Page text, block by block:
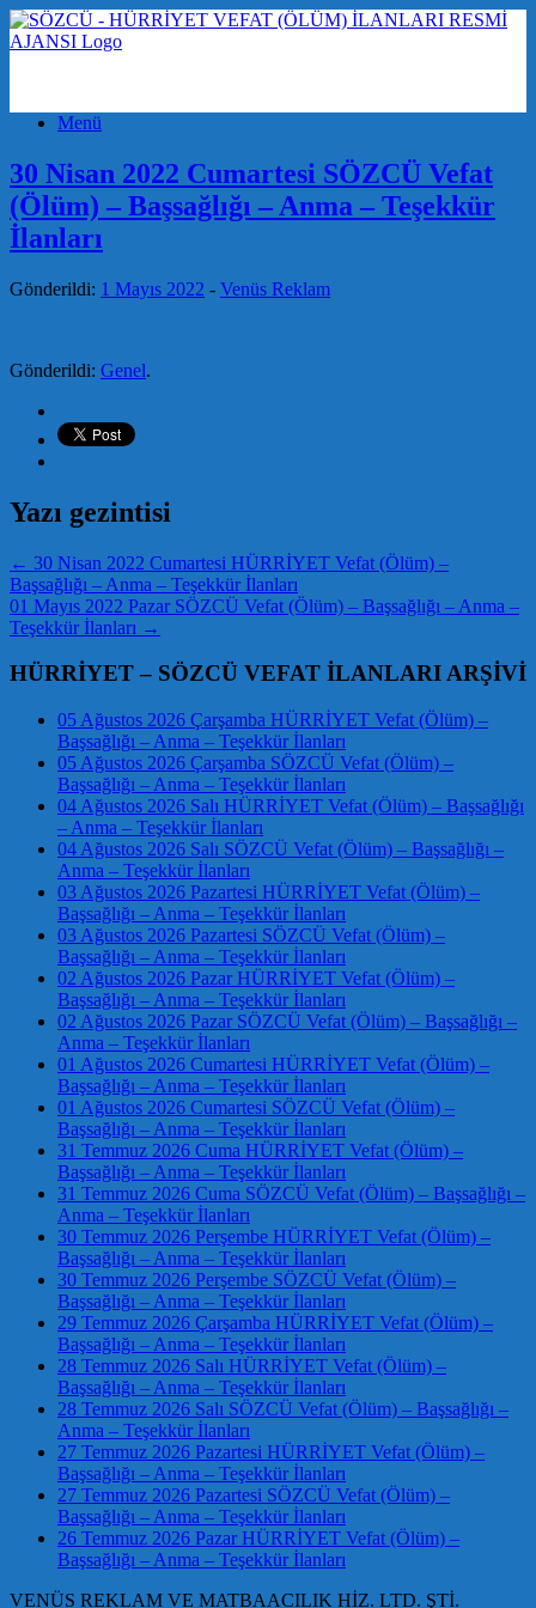
Menü
30 Nisan 2022 Cumartesi SÖZCÜ Vefat
(Ölüm) – Başsağlığı – Anma – Teşekkür
İlanları
Gönderildi: 1 Mayıs 2022 - Venüs Reklam
Gönderildi: Genel.
Yazı gezintisi
← 30 Nisan 2022 Cumartesi HÜRRİYET Vefat (Ölüm) –
Başsağlığı – Anma – Teşekkür İlanları
01 Mayıs 2022 Pazar SÖZCÜ Vefat (Ölüm) – Başsağlığı – Anma –
Teşekkür İlanları →
HÜRRİYET – SÖZCÜ VEFAT İLANLARI ARŞİVİ
05 Ağustos 2026 Çarşamba HÜRRİYET Vefat (Ölüm) –
Başsağlığı – Anma – Teşekkür İlanları
05 Ağustos 2026 Çarşamba SÖZCÜ Vefat (Ölüm) –
Başsağlığı – Anma – Teşekkür İlanları
04 Ağustos 2026 Salı HÜRRİYET Vefat (Ölüm) – Başsağlığı
– Anma – Teşekkür İlanları
04 Ağustos 2026 Salı SÖZCÜ Vefat (Ölüm) – Başsağlığı –
Anma – Teşekkür İlanları
03 Ağustos 2026 Pazartesi HÜRRİYET Vefat (Ölüm) –
Başsağlığı – Anma – Teşekkür İlanları
03 Ağustos 2026 Pazartesi SÖZCÜ Vefat (Ölüm) –
Başsağlığı – Anma – Teşekkür İlanları
02 Ağustos 2026 Pazar HÜRRİYET Vefat (Ölüm) –
Başsağlığı – Anma – Teşekkür İlanları
02 Ağustos 2026 Pazar SÖZCÜ Vefat (Ölüm) – Başsağlığı –
Anma – Teşekkür İlanları
01 Ağustos 2026 Cumartesi HÜRRİYET Vefat (Ölüm) –
Başsağlığı – Anma – Teşekkür İlanları
01 Ağustos 2026 Cumartesi SÖZCÜ Vefat (Ölüm) –
Başsağlığı – Anma – Teşekkür İlanları
31 Temmuz 2026 Cuma HÜRRİYET Vefat (Ölüm) –
Başsağlığı – Anma – Teşekkür İlanları
31 Temmuz 2026 Cuma SÖZCÜ Vefat (Ölüm) – Başsağlığı –
Anma – Teşekkür İlanları
30 Temmuz 2026 Perşembe HÜRRİYET Vefat (Ölüm) –
Başsağlığı – Anma – Teşekkür İlanları
30 Temmuz 2026 Perşembe SÖZCÜ Vefat (Ölüm) –
Başsağlığı – Anma – Teşekkür İlanları
29 Temmuz 2026 Çarşamba HÜRRİYET Vefat (Ölüm) –
Başsağlığı – Anma – Teşekkür İlanları
28 Temmuz 2026 Salı HÜRRİYET Vefat (Ölüm) –
Başsağlığı – Anma – Teşekkür İlanları
28 Temmuz 2026 Salı SÖZCÜ Vefat (Ölüm) – Başsağlığı –
Anma – Teşekkür İlanları
27 Temmuz 2026 Pazartesi HÜRRİYET Vefat (Ölüm) –
Başsağlığı – Anma – Teşekkür İlanları
27 Temmuz 2026 Pazartesi SÖZCÜ Vefat (Ölüm) –
Başsağlığı – Anma – Teşekkür İlanları
26 Temmuz 2026 Pazar HÜRRİYET Vefat (Ölüm) –
Başsağlığı – Anma – Teşekkür İlanları
VENÜS REKLAM VE MATBAACILIK HİZ. LTD. ŞTİ.